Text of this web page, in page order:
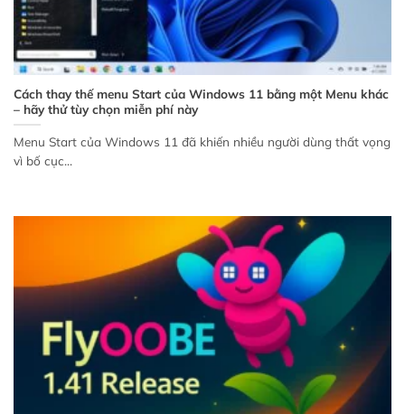
Cách thay thế menu Start của Windows 11 bằng một Menu khác
– hãy thử tùy chọn miễn phí này
Menu Start của Windows 11 đã khiến nhiều người dùng thất vọng
vì bố cục...